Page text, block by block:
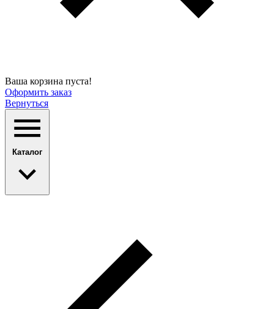
Ваша корзина пуста!
Оформить заказ
Вернуться
Каталог